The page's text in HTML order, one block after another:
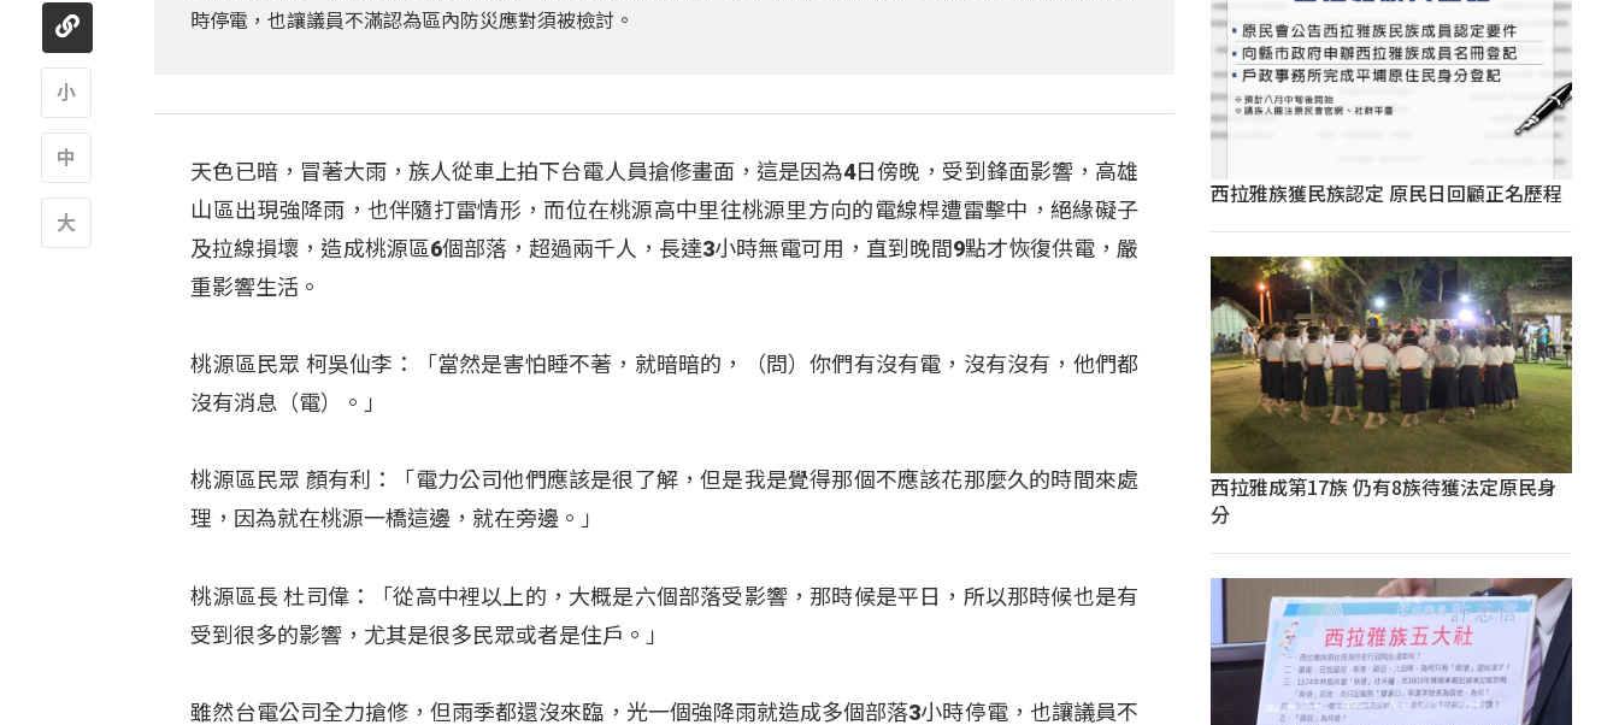
時停電，也讓議員不滿認為區內防災應對須被檢討。
天色已暗，冒著大雨，族人從車上拍下台電人員搶修畫面，這是因為4日傍晚，受到鋒面影響，高雄
山區出現強降雨，也伴隨打雷情形，而位在桃源高中里往桃源里方向的電線桿遭雷擊中，絕緣礙子
及拉線損壞，造成桃源區6個部落，超過兩千人，長達3小時無電可用，直到晚間9點才恢復供電，嚴
重影響生活。
桃源區民眾 柯吳仙李：「當然是害怕睡不著，就暗暗的，（問）你們有沒有電，沒有沒有，他們都
沒有消息（電）。」
桃源區民眾 顏有利：「電力公司他們應該是很了解，但是我是覺得那個不應該花那麼久的時間來處
理，因為就在桃源一橋這邊，就在旁邊。」
桃源區長 杜司偉：「從高中裡以上的，大概是六個部落受影響，那時候是平日，所以那時候也是有
受到很多的影響，尤其是很多民眾或者是住戶。」
雖然台電公司全力搶修，但雨季都還沒來臨，光一個強降雨就造成多個部落3小時停電，也讓議員不
西拉雅族獲民族認定 原民日回顧正名歷程
西拉雅成第17族 仍有8族待獲法定原民身
分